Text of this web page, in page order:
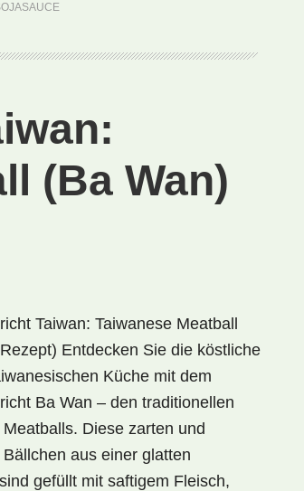
(Rezept)
(Ba Wan)
Taiwan: Taiwanese Meatball
Entdecken Sie die köstliche
Küche mit dem
Ba Wan – den traditionellen
Diese zarten und
aus einer glatten
gefüllt mit saftigem Fleisch,